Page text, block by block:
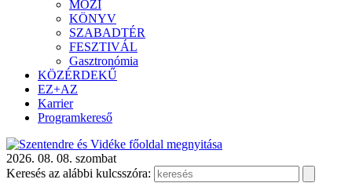
MOZI
KÖNYV
SZABADTÉR
FESZTIVÁL
Gasztronómia
KÖZÉRDEKŰ
EZ+AZ
Karrier
Programkereső
2026. 08. 08. szombat
Keresés az alábbi kulcsszóra: